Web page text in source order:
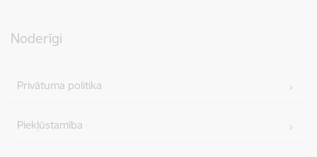
Noderīgi
Privātuma politika
Piekļūstamība